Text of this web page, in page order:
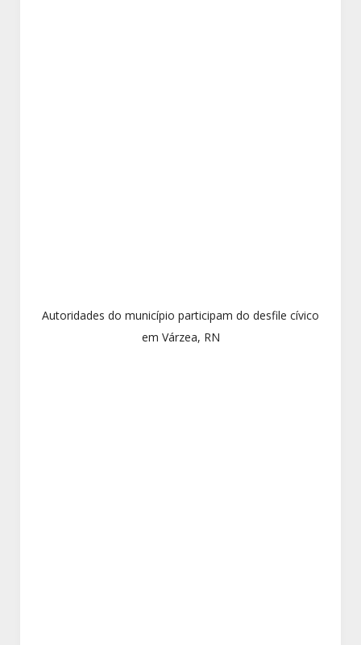
Autoridades do município participam do desfile cívico
em Várzea, RN